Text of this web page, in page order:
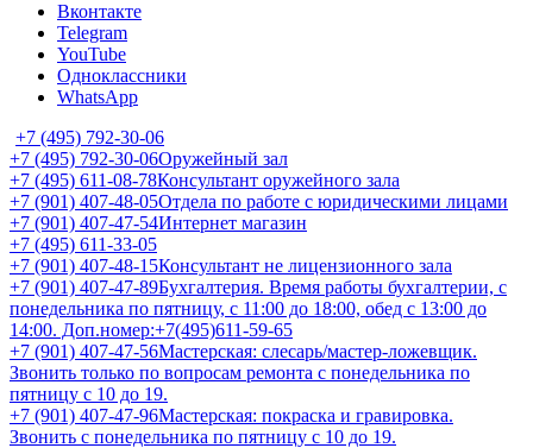
Вконтакте
Telegram
YouTube
Одноклассники
WhatsApp
+7 (495) 792-30-06
+7 (495) 792-30-06Оружейный зал
+7 (495) 611-08-78Консультант оружейного зала
+7 (901) 407-48-05Отдела по работе с юридическими лицами
+7 (901) 407-47-54Интернет магазин
+7 (495) 611-33-05
+7 (901) 407-48-15Консультант не лицензионного зала
+7 (901) 407-47-89Бухгалтерия. Время работы бухгалтерии, с
понедельника по пятницу, с 11:00 до 18:00, обед с 13:00 до
14:00. Доп.номер:+7(495)611-59-65
+7 (901) 407-47-56Мастерская: слесарь/мастер-ложевщик.
Звонить только по вопросам ремонта с понедельника по
пятницу с 10 до 19.
+7 (901) 407-47-96Мастерская: покраска и гравировка.
Звонить с понедельника по пятницу с 10 до 19.